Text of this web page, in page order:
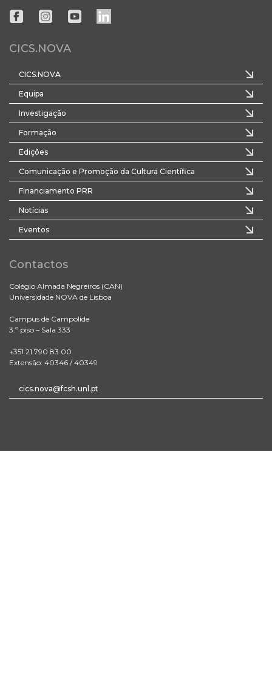
CICS.NOVA
CICS.NOVA
Equipa
Investigação
Formação
Edições
Comunicação e Promoção da Cultura Científica
Financiamento PRR
Notícias
Eventos
Contactos
Colégio Almada Negreiros (CAN)
Universidade NOVA de Lisboa
Campus de Campolide
3.º piso – Sala 333
+351 21 790 83 00
Extensão: 40346 / 40349
cics.nova@fcsh.unl.pt